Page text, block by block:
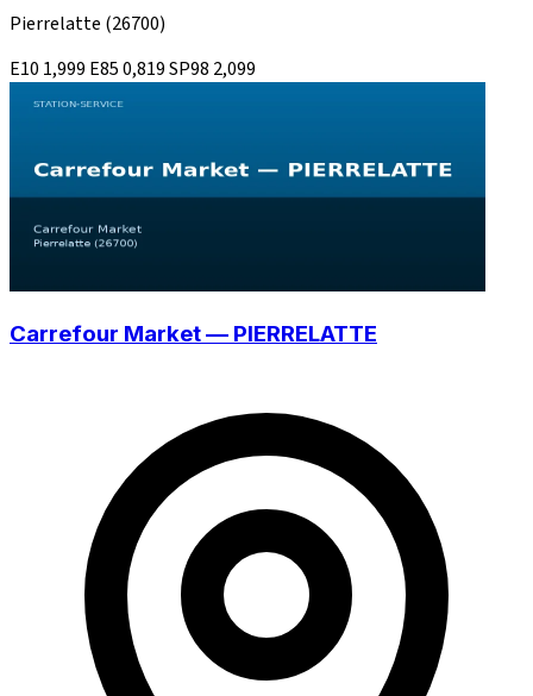
Pierrelatte (26700)
E10 1,999 E850,819SP98 2,099
Carrefour Market — PIERRELATTE